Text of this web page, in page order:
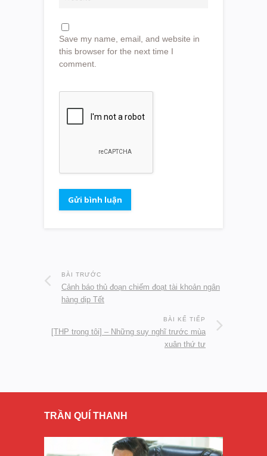
Save my name, email, and website in
this browser for the next time I
comment.
BÀI TRƯỚC
Cảnh báo thủ đoạn chiếm đoạt tài khoản ngân
hàng dịp Tết
BÀI KẾ TIẾP
[THP trong tôi] – Những suy nghĩ trước mùa
xuân thứ tư
TRẦN QUÍ THANH